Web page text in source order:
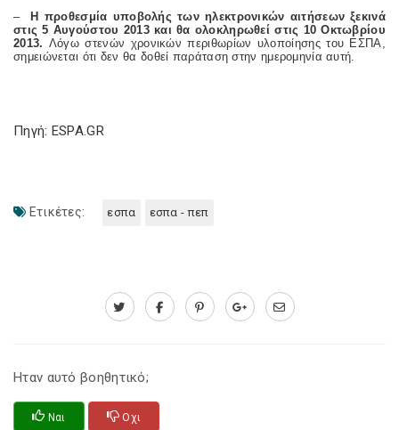
–
Η προθεσμία υποβολής των ηλεκτρονικών αιτήσεων ξεκινά
στις 5 Αυγούστου 2013 και θα ολοκληρωθεί στις 10 Οκτωβρίου
2013. Λόγω στενών χρονικών περιθωρίων υλοποίησης του ΕΣΠΑ,
σημειώνεται ότι δεν θα δοθεί παράταση στην ημερομηνία αυτή.
Πηγή: ESPA.GR
Ετικέτες: εσπα εσπα - πεπ
Ηταν αυτό βοηθητικό;
Ναι Οχι